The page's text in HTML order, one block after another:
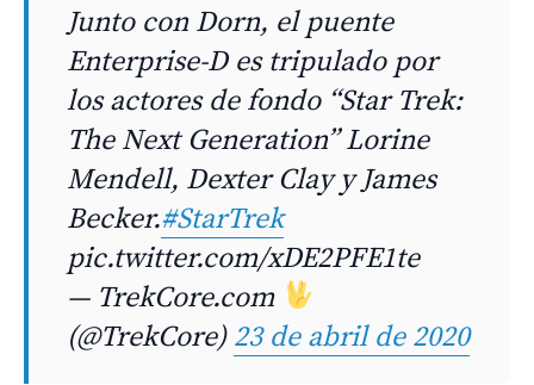
Junto con Dorn, el puente
Enterprise-D es tripulado por
los actores de fondo “Star Trek:
The Next Generation” Lorine
Mendell, Dexter Clay y James
Becker.#StarTrek
pic.twitter.com/xDE2PFE1te
— TrekCore.com
(@TrekCore)23 de abril de 2020